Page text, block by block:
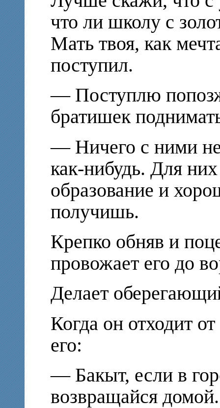
что ли школу с
Мать твоя, как
поступил.
— Поступлю
братишек
— Ничего с ними
как-нибудь. Для
образование и
получишь.
Крепко обняв и
провожает его до
Делает
Когда он отходит
его:
— Бакыт, если в
возвращайся